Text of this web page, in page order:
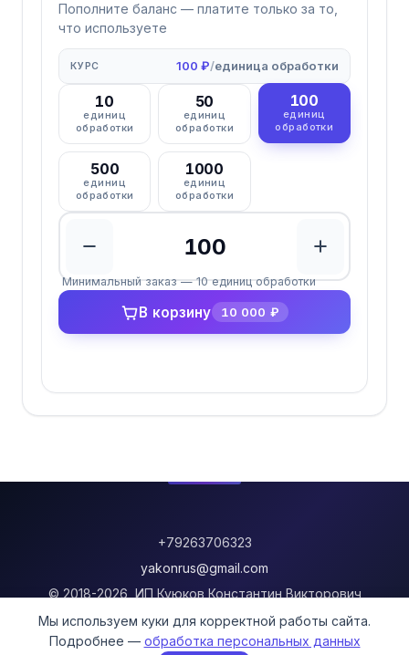
Пополните баланс — платите только за то,
что используете
КУРС 100 ₽/единица обработки
10
единиц
обработки
50
единиц
обработки
100
единиц
обработки
500
единиц
обработки
1000
единиц
обработки
Количество единиц
Минимальный заказ — 10 единиц обработки
В корзину 10 000 ₽
+79263706323
yakonrus@gmail.com
© 2018-2026, ИП Куюков Константин Викторович
Информация о доставке
Политика возврата
Мы используем куки для корректной работы сайта.
Подробнее — обработка персональных данных